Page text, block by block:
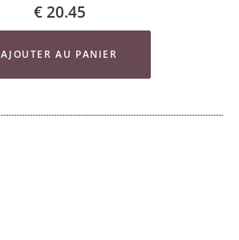
€20.45
AJOUTER AU PANIER